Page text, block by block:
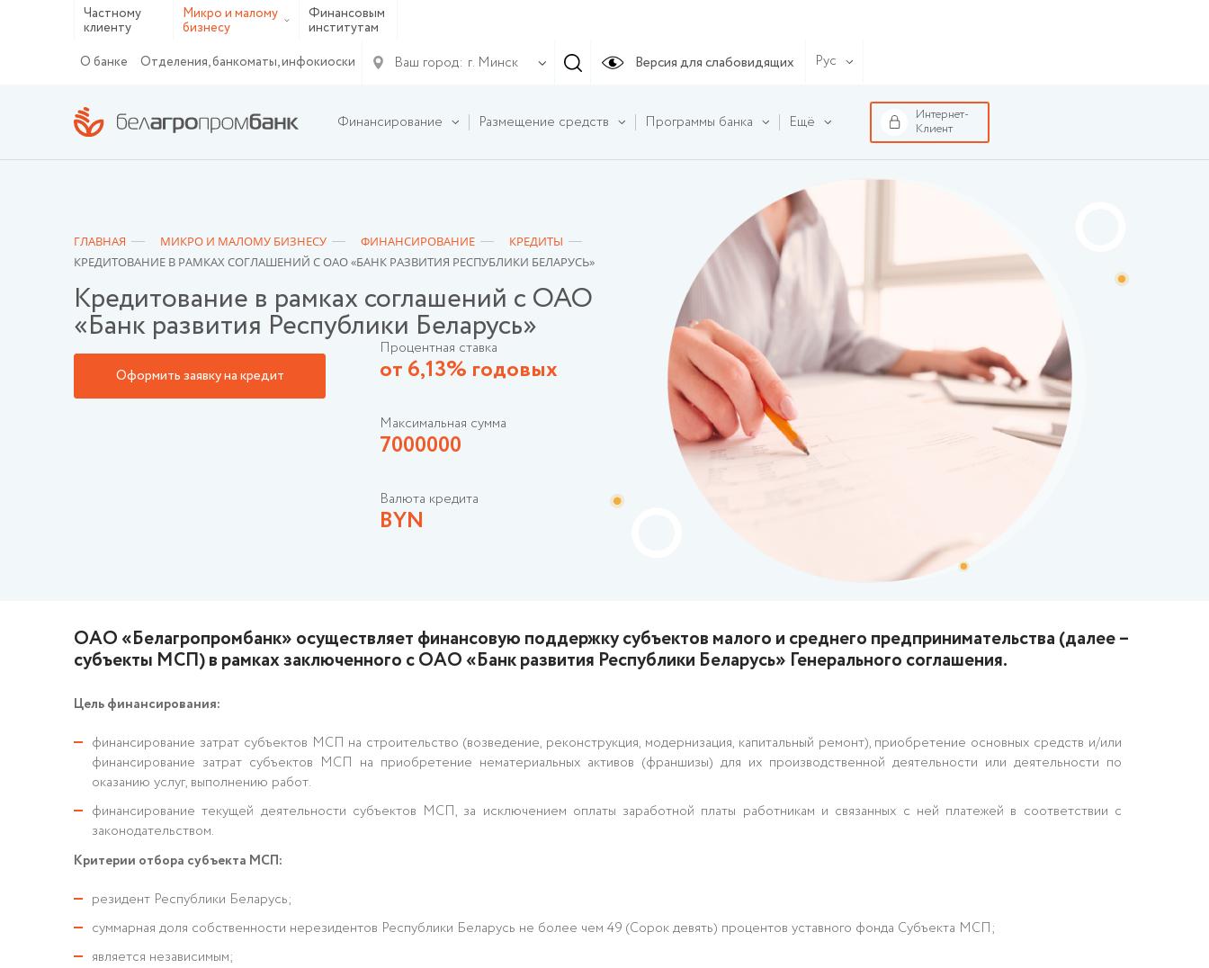
Частному
клиенту
Микро и малому
бизнесу
Финансовым
институтам
О банке
Отделения, банкоматы, инфокиоски Ваш город: г. Минск Версия для слабовидящих Рус
Финансирование Размещение средств Программы банка Ещё
Интернет-
Клиент
ГЛАВНАЯ МИКРО И МАЛОМУ БИЗНЕСУ ФИНАНСИРОВАНИЕ
КРЕДИТЫ
КРЕДИТОВАНИЕ В РАМКАХ СОГЛАШЕНИЙ С ОАО «БАНК РАЗВИТИЯ РЕСПУБЛИКИ БЕЛАРУСЬ»
Кредитование в рамках соглашений с ОАО
«Банк развития Республики Беларусь»
Оформить заявку на кредит
Процентная ставка
от 6,13% годовых
Максимальная сумма
7000000
Валюта кредита
BYN
ОАО «Белагропромбанк» осуществляет финансовую поддержку субъектов малого и среднего предпринимательства (далее –
субъекты МСП) в рамках заключенного с ОАО «Банк развития Республики Беларусь» Генерального соглашения.
Цель финансирования:
финансирование затрат субъектов МСП на строительство (возведение, реконструкция, модернизация, капитальный ремонт), приобретение основных средств и/или
финансирование затрат субъектов МСП на приобретение нематериальных активов (франшизы) для их производственной деятельности или деятельности по
оказанию услуг, выполнению работ.
финансирование текущей деятельности субъектов МСП, за исключением оплаты заработной платы работникам и связанных с ней платежей в соответствии с
законодательством.
Критерии отбора субъекта МСП:
резидент Республики Беларусь;
суммарная доля собственности нерезидентов Республики Беларусь не более чем 49 (Сорок девять) процентов уставного фонда Субъекта МСП;
является независимым;